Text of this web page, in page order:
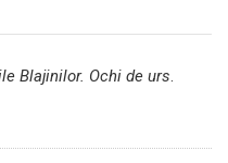
Blajinilor. Ochi de urs.